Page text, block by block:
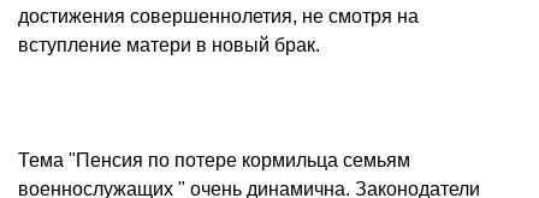
достижения совершеннолетия, не смотря на
вступление матери в новый брак.
Тема "Пенсия по потере кормильца семьям
военнослужащих " очень динамична. Законодатели